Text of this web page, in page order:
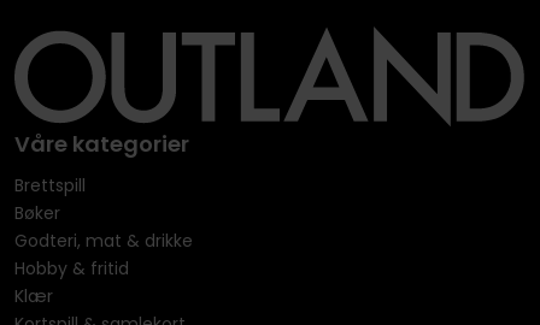
Våre kategorier
Brettspill
Bøker
Godteri, mat & drikke
Hobby & fritid
Klær